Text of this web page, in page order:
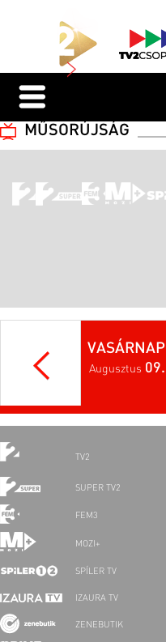
MŰSORÚJSÁG
VASÁRNAP
Augusztus 09.
TV2
SUPER TV2
FEM3
MOZI+
SPÍLER TV
IZAURA TV
ZENEBUTIK